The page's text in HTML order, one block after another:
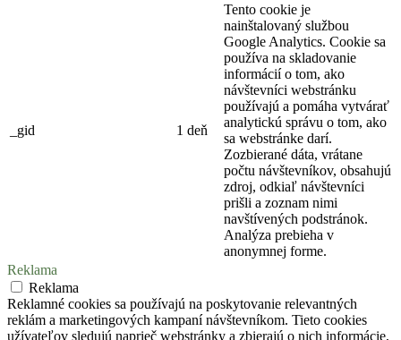
_gid 1 deň
Tento cookie je
nainštalovaný službou
Google Analytics. Cookie sa
používa na skladovanie
informácií o tom, ako
návštevníci webstránku
používajú a pomáha vytvárať
analytickú správu o tom, ako
sa webstránke darí.
Zozbierané dáta, vrátane
počtu návštevníkov, obsahujú
zdroj, odkiaľ návštevníci
prišli a zoznam nimi
navštívených podstránok.
Analýza prebieha v
anonymnej forme.
Reklama
Reklama
Reklamné cookies sa používajú na poskytovanie relevantných
reklám a marketingových kampaní návštevníkom. Tieto cookies
užívateľov sledujú naprieč webstránky a zbierajú o nich informácie,